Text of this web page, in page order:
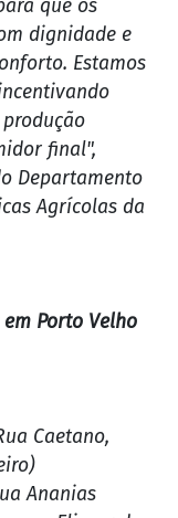
que os
dignidade e
Estamos
final",
Departamento
Agrícolas da
Porto Velho
Caetano,
Ananias